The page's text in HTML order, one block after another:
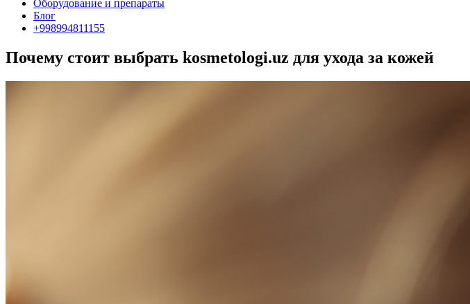
Оборудование и препараты
Блог
+998994811155
Почему стоит выбрать kosmetologi.uz для ухода за кожей